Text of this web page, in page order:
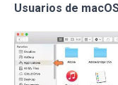
Usuarios de